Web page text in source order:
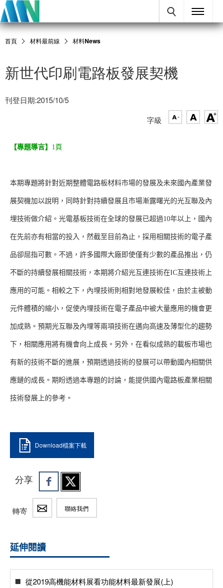
首頁 材料最前線 材料News
新世代印刷電路板發展契機
刊登日期:2015/10/5
字級
【專題導言】 1頁
本期專題將針對近期整體電路板材料市場的發展及未來國內產業發
展契機加以說明，同時針對持續發展且市場漸露曙光的光互聯及內
埋技術做介紹。光電基板技術在全球的發展已超過10年以上，國內
在先前亦有相當的投入，然截至目前為止，採用相關技術的電子產
品卻屈指可數。不過，許多國際大廠即使僅有少數的產品推出，仍
不斷的持續發展相關技術，本期將介紹光互連技術在IC互連技術上
應用的可能。相較之下，內埋技術則相對地發展較佳，由於主被動
元件體積的縮小，促使內埋技術在電子產品中被大量應用的機會更
加成熟。預期光互聯及內埋等兩項技術在邁向高速及薄型化的趨勢
下，相關應用將有機會向上成長。另外，在看似成熟的載板市場也
有新的技術不斷的進展，預期透過技術的發展可以帶動國內相關供
應鏈的成長。期盼透過本專題的討論，能提供國內電路板產業相關
技術發展上的參考。
Download檔案下載
分享
轉寄 聯絡我們
延伸閱讀
從2019高機能材料展看功能材料最新發展(上)